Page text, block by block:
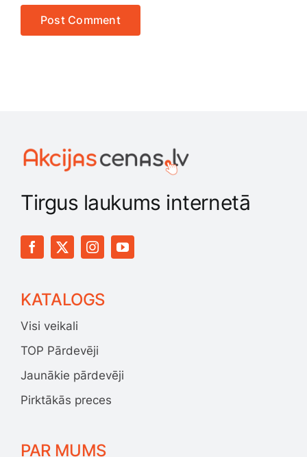
Tirgus laukums internetā
KATALOGS
Visi veikali
TOP Pārdevēji
Jaunākie pārdevēji
Pirktākās preces
PAR MUMS